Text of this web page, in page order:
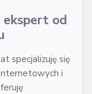
ekspert od
specjalizuję się
i